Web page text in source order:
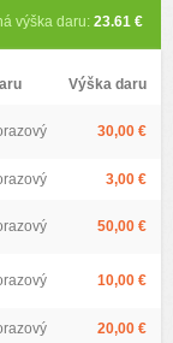
výška daru: 23.61 €
Výška daru
30,00 €
3,00 €
50,00 €
10,00 €
20,00 €